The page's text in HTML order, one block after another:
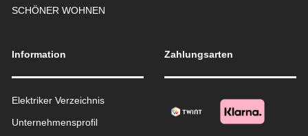
SCHÖNER WOHNEN
Information
Elektriker Verzeichnis
Unternehmensprofil
Zahlungsarten